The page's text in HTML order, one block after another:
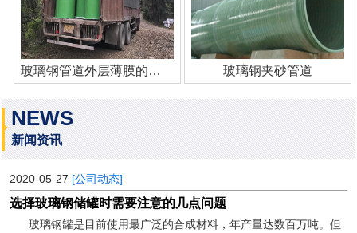
玻璃钢管道外层薄膜的作用 玻璃钢夹砂管道
NEWS
新闻资讯
2020-05-27 [公司动态]
选择玻璃钢储罐时需要注意的几点问题
玻璃钢罐是目前使用最广泛的合成材料，年产量达数百万吨。但